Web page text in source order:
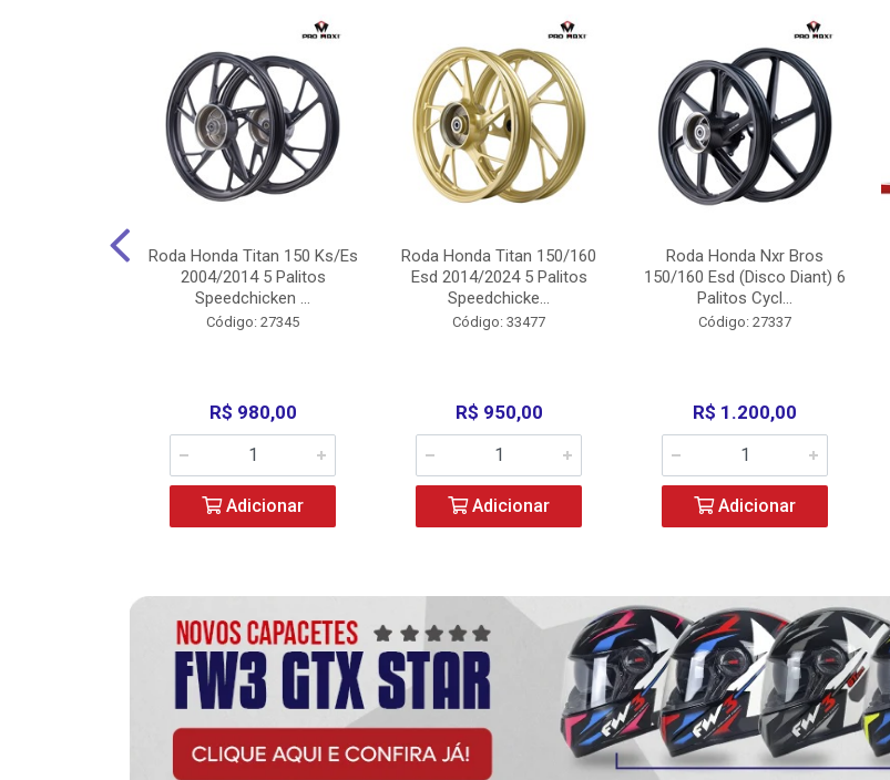
Roda Honda Titan 150 Ks/Es
2004/2014 5 Palitos
Speedchicken ...
Código: 27345
R$ 980,00
Adicionar
Roda Honda Titan 150/160
Esd 2014/2024 5 Palitos
Speedchicke...
Código: 33477
R$ 950,00
Adicionar
Roda Honda Nxr Bros
150/160 Esd (Disco Diant) 6
Palitos Cycl...
Código: 27337
R$ 1.200,00
Adicionar